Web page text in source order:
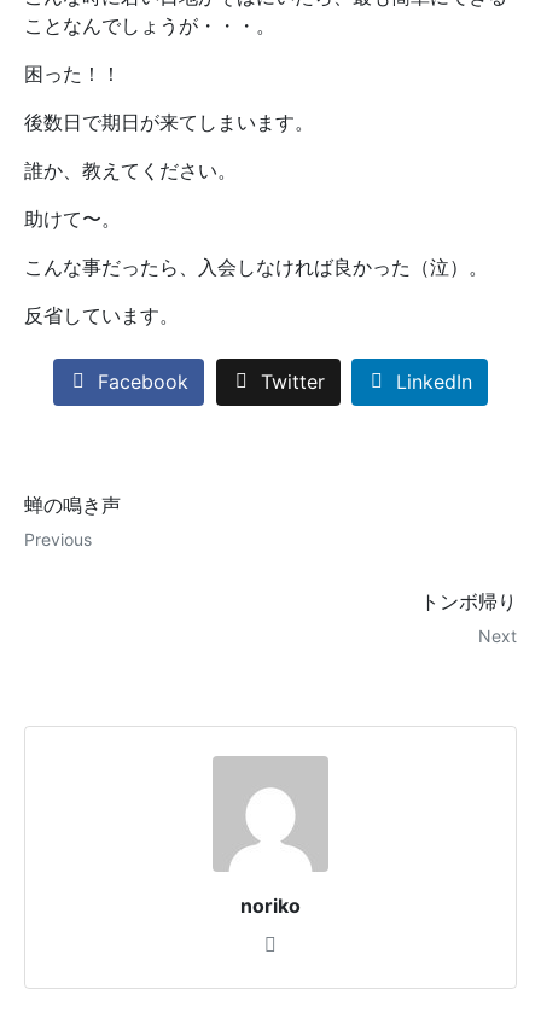
ことなんでしょうが・・・。
困った！！
後数日で期日が来てしまいます。
誰か、教えてください。
助けて〜。
こんな事だったら、入会しなければ良かった（泣）。
反省しています。
Facebook Twitter LinkedIn
蝉の鳴き声
Previous
トンボ帰り
Next
noriko